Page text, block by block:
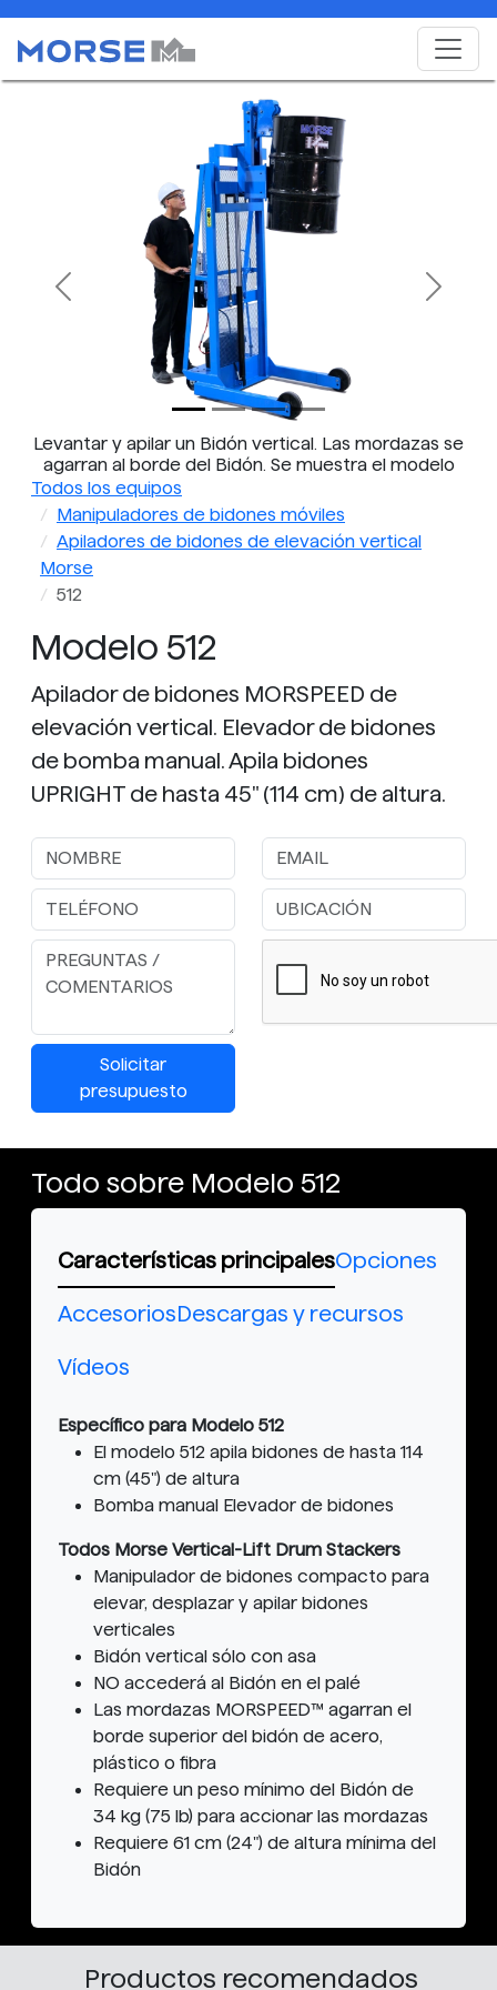
Levantar y apilar un Bidón vertical. Las mordazas se
agarran al borde del Bidón. Se muestra el modelo
Previous Next
Todos los equipos
Manipuladores de bidones móviles
Apiladores de bidones de elevación vertical
Morse
512
Modelo 512
Apilador de bidones MORSPEED de
elevación vertical. Elevador de bidones
de bomba manual. Apila bidones
UPRIGHT de hasta 45" (114 cm) de altura.
Solicitar
presupuesto
Todo sobre Modelo 512
Características principalesOpciones
AccesoriosDescargas y recursos
Vídeos
Específico para Modelo 512
El modelo 512 apila bidones de hasta 114
cm (45") de altura
Bomba manual Elevador de bidones
Todos Morse Vertical-Lift Drum Stackers
Manipulador de bidones compacto para
elevar, desplazar y apilar bidones
verticales
Bidón vertical sólo con asa
NO accederá al Bidón en el palé
Las mordazas MORSPEED™ agarran el
borde superior del bidón de acero,
plástico o fibra
Requiere un peso mínimo del Bidón de
34 kg (75 lb) para accionar las mordazas
Requiere 61 cm (24") de altura mínima del
Bidón
Productos recomendados